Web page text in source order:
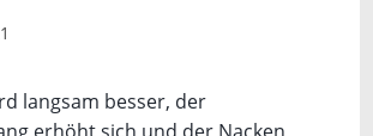
langsam besser, der